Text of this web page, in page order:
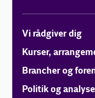
Vi rådgiver dig
Kurser,
Brancher og
Politik og